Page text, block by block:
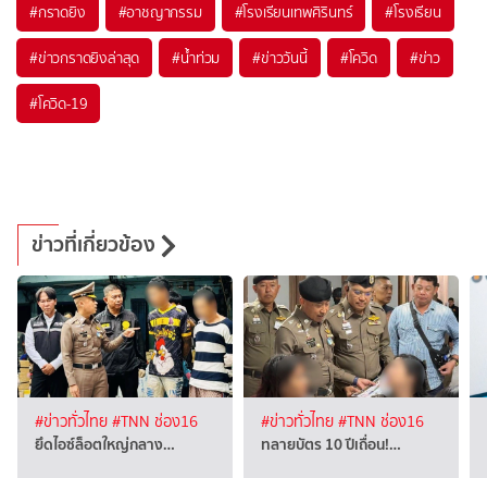
#กราดยิง #อาชญากรรม #โรงเรียนเทพศิรินทร์ #โรงเรียน
#ข่าวกราดยิงล่าสุด #น้ำท่วม #ข่าววันนี้ #โควิด #ข่าว
#โควิด-19
ข่าวที่เกี่ยวข้อง
#ข่าวทั่วไทย#TNN ช่อง16
ยึดไอซ์ล็อตใหญ่กลาง…
#ข่าวทั่วไทย#TNN ช่อง16
ทลายบัตร 10 ปีเถื่อน!…